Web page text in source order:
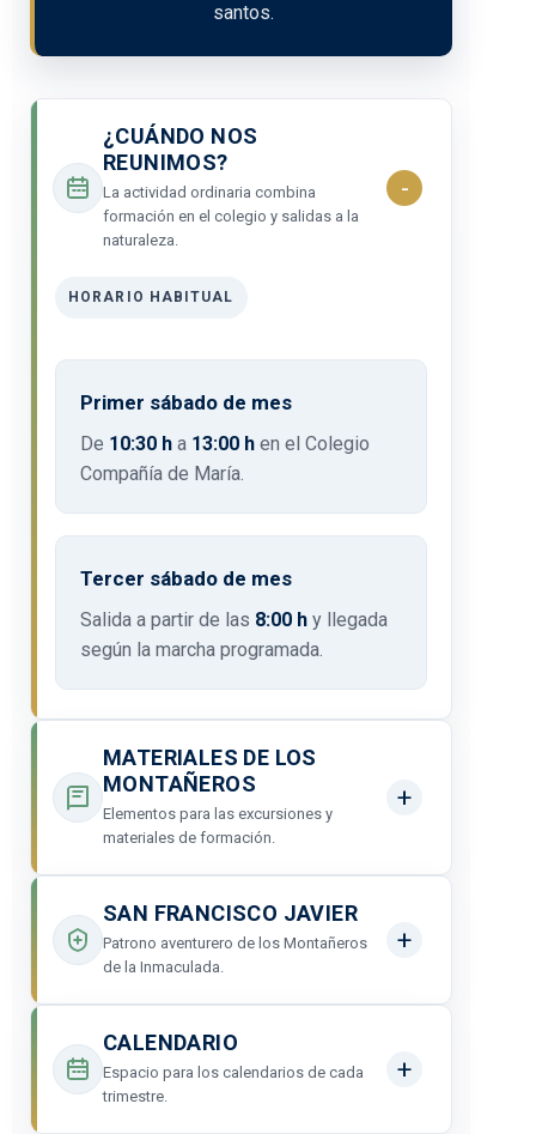
santos.
¿CUÁNDO NOS
REUNIMOS?
La actividad ordinaria combina
formación en el colegio y salidas a la
naturaleza.
HORARIO HABITUAL
Primer sábado de mes
De 10:30 h a 13:00 h en el Colegio
Compañía de María.
Tercer sábado de mes
Salida a partir de las 8:00 h y llegada
según la marcha programada.
MATERIALES DE LOS
MONTAÑEROS
Elementos para las excursiones y
materiales de formación.
SAN FRANCISCO JAVIER
Patrono aventurero de los Montañeros
de la Inmaculada.
CALENDARIO
Espacio para los calendarios de cada
trimestre.